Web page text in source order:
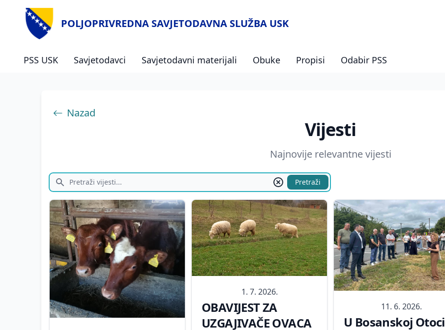
POLJOPRIVREDNA SAVJETODAVNA SLUŽBA USK
PSS USK Savjetodavci Savjetodavni materijali Obuke Propisi Odabir PSS
Nazad
Vijesti
Najnovije relevantne vijesti
Pretraži
1. 7. 2026.
OBAVIJEST ZA
UZGAJIVAČE OVACA
11. 6. 2026.
U Bosanskoj Otoci